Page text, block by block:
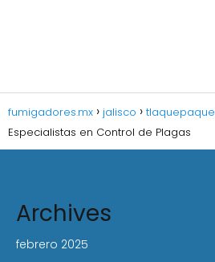
fumigadores.mx jalisco tlaquepaque
Especialistas en Control de Plagas
Archives
febrero 2025